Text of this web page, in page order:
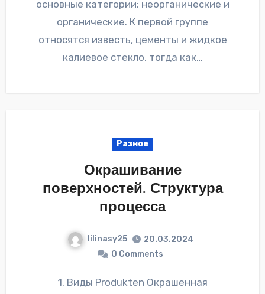
основные категории: неорганические и
органические. К первой группе
относятся известь, цементы и жидкое
калиевое стекло, тогда как…
Разное
Окрашивание
поверхностей. Структура
процесса
lilinasy25
20.03.2024
0 Comments
1. Виды Produkten Окрашенная